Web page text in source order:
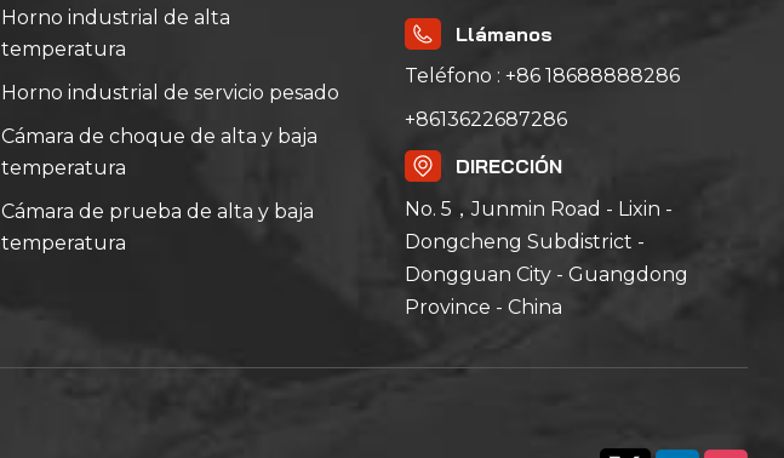
Horno industrial de alta
temperatura
Horno industrial de servicio pesado
Cámara de choque de alta y baja
temperatura
Cámara de prueba de alta y baja
temperatura
Llámanos
Teléfono : +86 18688888286
+8613622687286
DIRECCIÓN
No. 5，Junmin Road - Lixin -
Dongcheng Subdistrict -
Dongguan City - Guangdong
Province - China